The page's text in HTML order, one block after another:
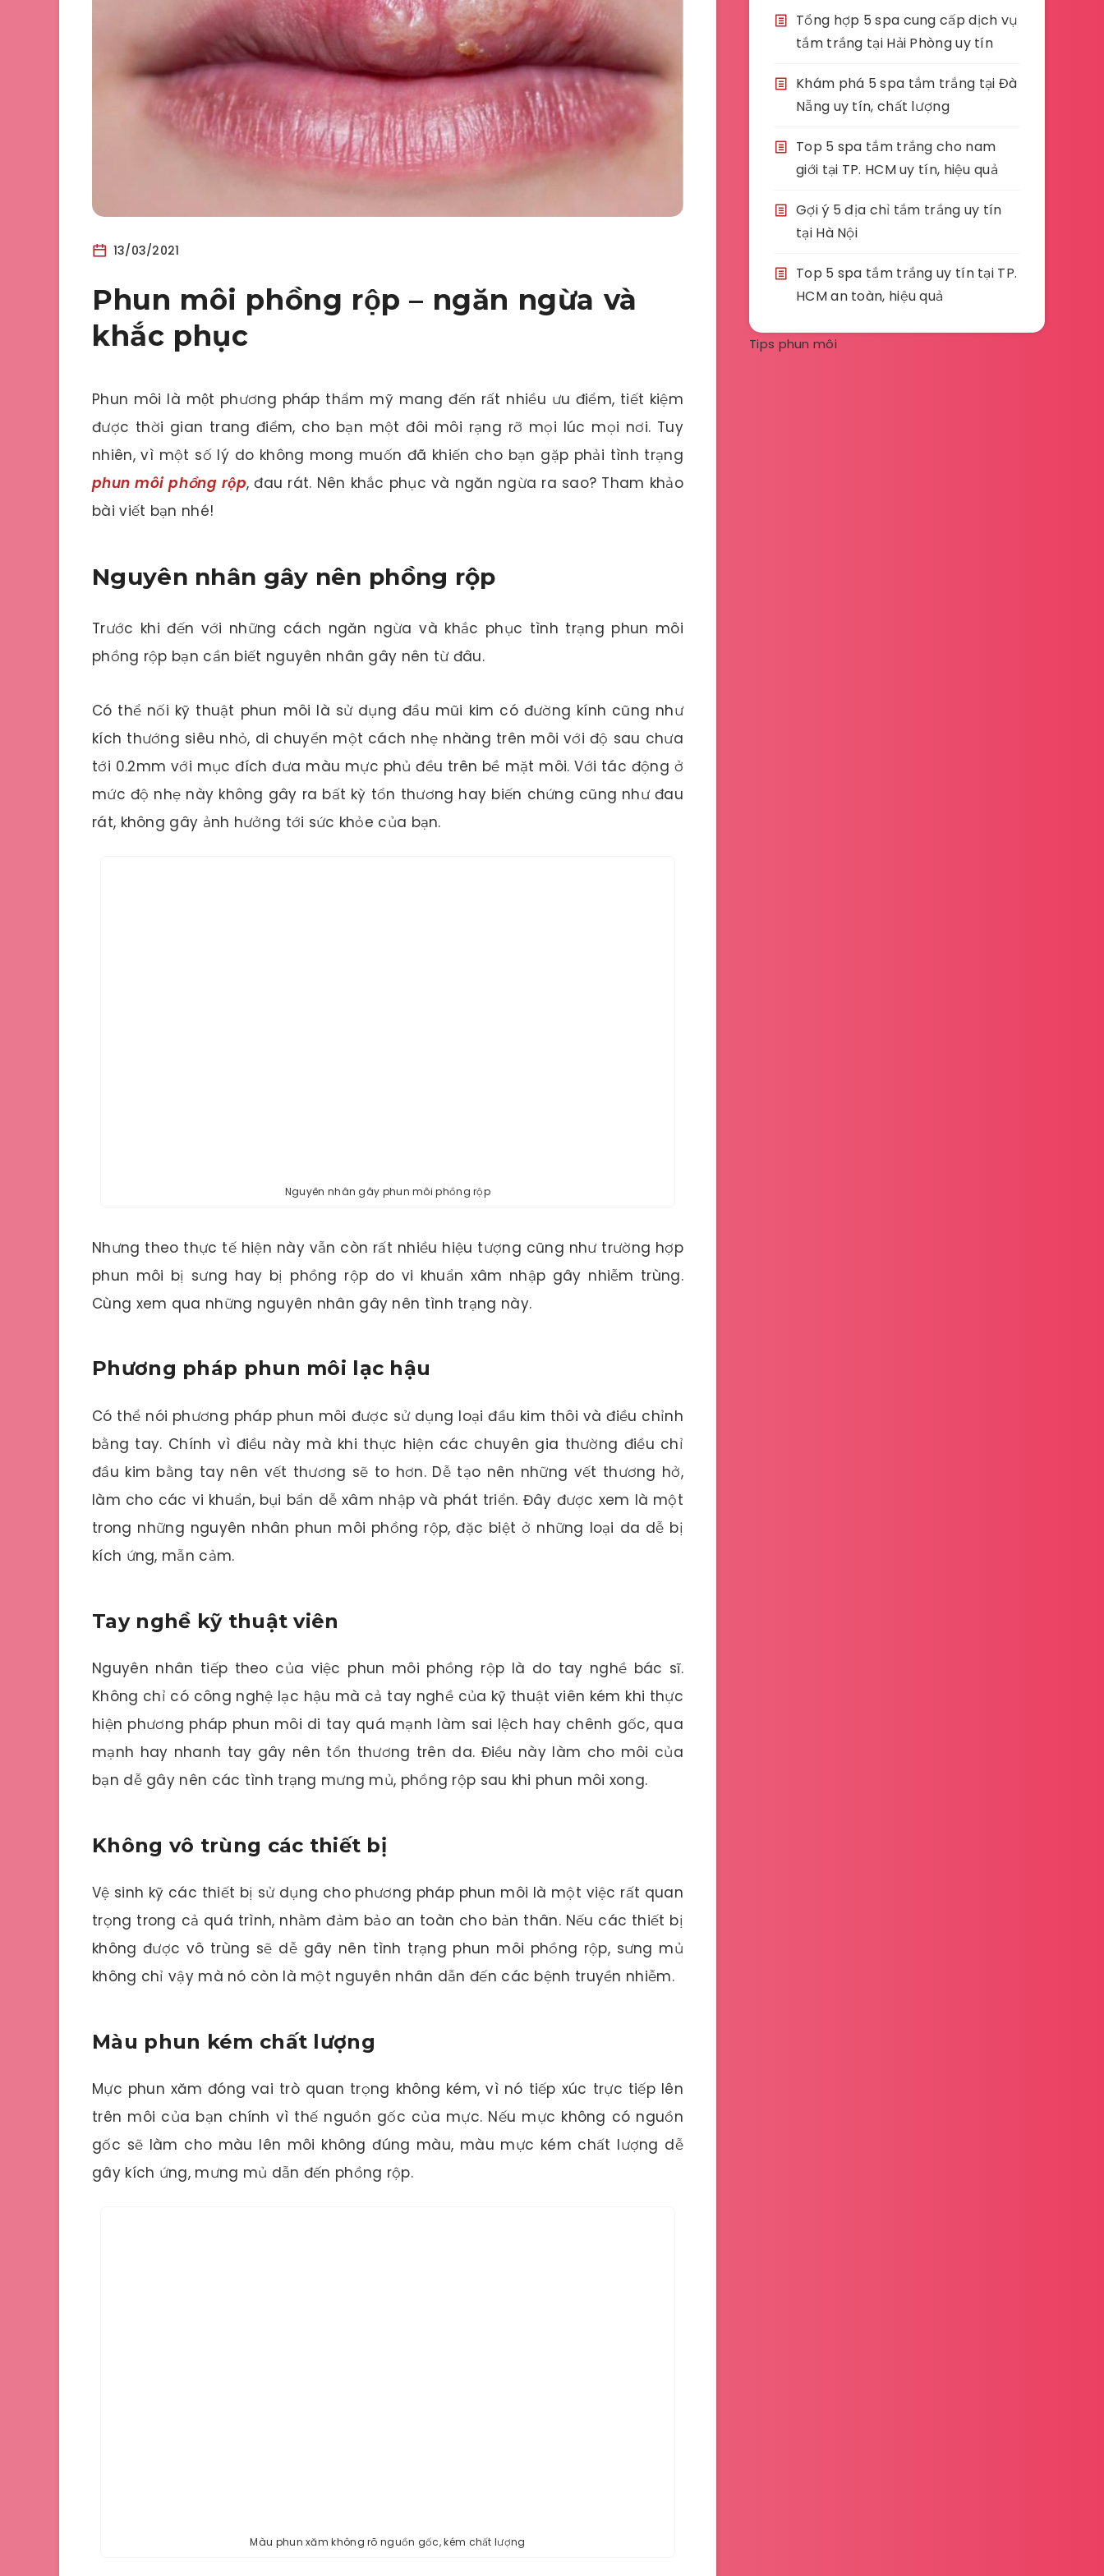
13/03/2021
Phun môi phồng rộp – ngăn ngừa và
khắc phục
Phun môi là một phương pháp thẩm mỹ mang đến rất nhiều ưu điểm, tiết kiệm
được thời gian trang điểm, cho bạn một đôi môi rạng rỡ mọi lúc mọi nơi. Tuy
nhiên, vì một số lý do không mong muốn đã khiến cho bạn gặp phải tình trạng
phun môi phồng rộp, đau rát. Nên khắc phục và ngăn ngừa ra sao? Tham khảo
bài viết bạn nhé!
Nguyên nhân gây nên phồng rộp
Trước khi đến với những cách ngăn ngừa và khắc phục tình trạng phun môi
phồng rộp bạn cần biết nguyên nhân gây nên từ đâu.
Có thể nối kỹ thuật phun môi là sử dụng đầu mũi kim có đường kính cũng như
kích thướng siêu nhỏ, di chuyển một cách nhẹ nhàng trên môi với độ sau chưa
tới 0.2mm với mục đích đưa màu mực phủ đều trên bề mặt môi. Với tác động ở
mức độ nhẹ này không gây ra bất kỳ tổn thương hay biến chứng cũng như đau
rát, không gây ảnh hưởng tới sức khỏe của bạn.
Nguyên nhân gây phun môi phồng rộp
Nhưng theo thực tế hiện này vẫn còn rất nhiều hiệu tượng cũng như trường hợp
phun môi bị sưng hay bị phồng rộp do vi khuẩn xâm nhập gây nhiễm trùng.
Cùng xem qua những nguyên nhân gây nên tình trạng này.
Phương pháp phun môi lạc hậu
Có thể nói phương pháp phun môi được sử dụng loại đầu kim thôi và điều chỉnh
bằng tay. Chính vì điều này mà khi thực hiện các chuyên gia thường điều chỉ
đầu kim bằng tay nên vết thương sẽ to hơn. Dễ tạo nên những vết thương hở,
làm cho các vi khuẩn, bụi bẩn dễ xâm nhập và phát triển. Đây được xem là một
trong những nguyên nhân phun môi phồng rộp, đặc biệt ở những loại da dễ bị
kích ứng, mẫn cảm.
Tay nghề kỹ thuật viên
Nguyên nhân tiếp theo của việc phun môi phồng rộp là do tay nghề bác sĩ.
Không chỉ có công nghệ lạc hậu mà cả tay nghề của kỹ thuật viên kém khi thực
hiện phương pháp phun môi di tay quá mạnh làm sai lệch hay chênh gốc, qua
mạnh hay nhanh tay gây nên tổn thương trên da. Điều này làm cho môi của
bạn dễ gây nên các tình trạng mưng mủ, phồng rộp sau khi phun môi xong.
Không vô trùng các thiết bị
Vệ sinh kỹ các thiết bị sử dụng cho phương pháp phun môi là một việc rất quan
trọng trong cả quá trình, nhằm đảm bảo an toàn cho bản thân. Nếu các thiết bị
không được vô trùng sẽ dễ gây nên tình trạng phun môi phồng rộp, sưng mủ
không chỉ vậy mà nó còn là một nguyên nhân dẫn đến các bệnh truyền nhiễm.
Màu phun kém chất lượng
Mực phun xăm đóng vai trò quan trọng không kém, vì nó tiếp xúc trực tiếp lên
trên môi của bạn chính vì thế nguồn gốc của mực. Nếu mực không có nguồn
gốc sẽ làm cho màu lên môi không đúng màu, màu mực kém chất lượng dễ
gây kích ứng, mưng mủ dẫn đến phồng rộp.
Màu phun xăm không rõ nguồn gốc, kém chất lượng
Tổng hợp 5 spa cung cấp dịch vụ
tắm trắng tại Hải Phòng uy tín
Khám phá 5 spa tắm trắng tại Đà
Nẵng uy tín, chất lượng
Top 5 spa tắm trắng cho nam
giới tại TP. HCM uy tín, hiệu quả
Gợi ý 5 địa chỉ tắm trắng uy tín
tại Hà Nội
Top 5 spa tắm trắng uy tín tại TP.
HCM an toàn, hiệu quả
Tips phun môi